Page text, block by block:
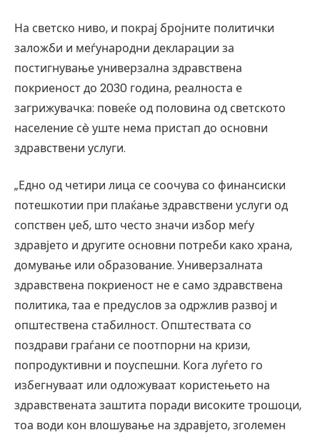
На светско ниво, и покрај бројните политички
заложби и меѓународни декларации за
постигнување универзална здравствена
покриеност до 2030 година, реалноста е
загрижувачка: повеќе од половина од светското
население сè уште нема пристап до основни
здравствени услуги.
„Едно од четири лица се соочува со финансиски
потешкотии при плаќање здравствени услуги од
сопствен џеб, што често значи избор меѓу
здравјето и другите основни потреби како храна,
домување или образование. Универзалната
здравствена покриеност не е само здравствена
политика, таа е предуслов за одржлив развој и
општествена стабилност. Општествата со
поздрави граѓани се поотпорни на кризи,
попродуктивни и поуспешни. Кога луѓето го
избегнуваат или одложуваат користењето на
здравствената заштита поради високите трошоци,
тоа води кон влошување на здравјето, зголемен